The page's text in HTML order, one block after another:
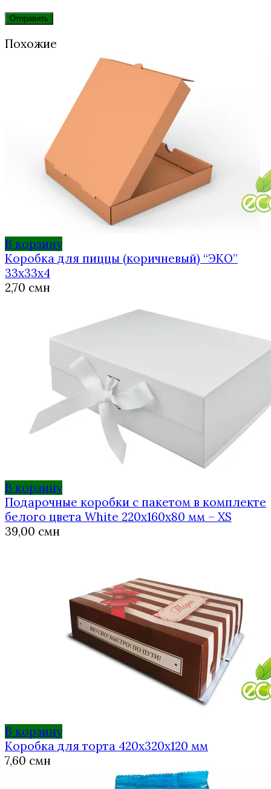
Похожие
В корзину
Коробка для пиццы (коричневый) “ЭКО”
33х33х4
2,70 смн
В корзину
Подарочные коробки с пакетом в комплекте
белого цвета White 220х160х80 мм – XS
39,00 смн
В корзину
Коробка для торта 420х320х120 мм
7,60 смн